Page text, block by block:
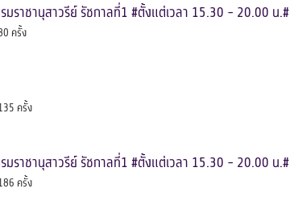
มราชานุสาวรีย์ รัชกาลที่1 #ตั้งแต่เวลา 15.30 - 20.00 น.#
ครั้ง
ครั้ง
มราชานุสาวรีย์ รัชกาลที่1 #ตั้งแต่เวลา 15.30 - 20.00 น.#
ครั้ง